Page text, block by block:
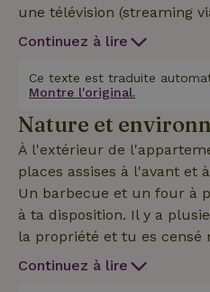
une télévision (streaming
de-chaussée se trouve une
de cuisson à induction à
avec un Quooker et un
ondes et une machine à
comporte 2 fauteuils et
cheminée. Au milieu de la
grande table à manger
Il y a deux chaises hautes
dans la maison. Il y a une
Continuez à lire
Ce texte est traduite
Montre l'original.
Nature et
À l'extérieur de
places assises à l'avant et
Un barbecue et un four à
à ta disposition. Il y a
la propriété et tu es
Il y a de nombreuses
Continuez à lire